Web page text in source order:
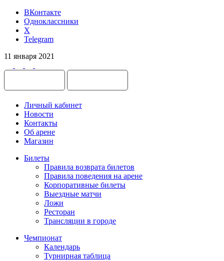
ВКонтакте
Одноклассники
X
Telegram
11 января 2021
Личный кабинет
Новости
Контакты
Об арене
Магазин
Билеты
Правила возврата билетов
Правила поведения на арене
Корпоративные билеты
Выездные матчи
Ложи
Ресторан
Трансляции в городе
Чемпионат
Календарь
Турнирная таблица